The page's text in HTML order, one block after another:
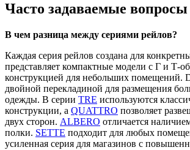
Часто задаваемые вопросы
В чем разница между сериями рейлов?
Каждая серия рейлов создана для
представляет компактные модели с Г и Т-
конструкцией для небольших помещений.
двойной перекладиной для размещения
одежды. В серии TRE используются
конструкции, а QUATTRO позволяет
двух сторон. ALBERO отличается
полки. SETTE подходит для любых
усиленная серия для магазинов с